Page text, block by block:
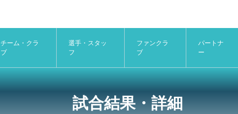
チーム・クラ
ブ
選手・スタッ
フ
ファンクラ
ブ
パートナ
ー
試合結果・詳細